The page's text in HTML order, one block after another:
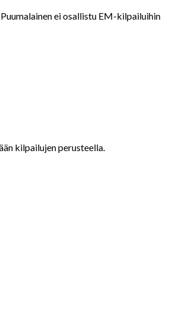
ei osallistu EM-kilpailuihin
kilpailujen perusteella.